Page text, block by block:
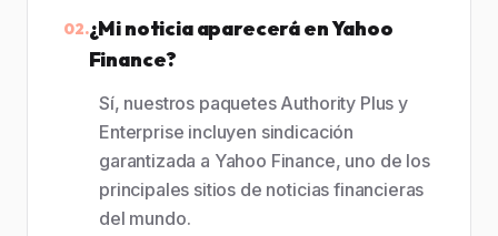
02.¿Mi noticia aparecerá en Yahoo
Finance?
Sí, nuestros paquetes Authority Plus y
Enterprise incluyen sindicación
garantizada a Yahoo Finance, uno de los
principales sitios de noticias financieras
del mundo.